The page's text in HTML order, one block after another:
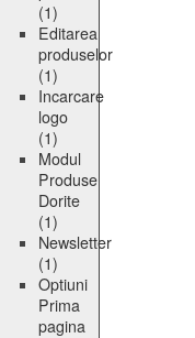
(1)
Editarea
produselor
(1)
Incarcare
logo
(1)
Modul
Produse
Dorite
(1)
Newsletter
(1)
Optiuni
Prima
pagina